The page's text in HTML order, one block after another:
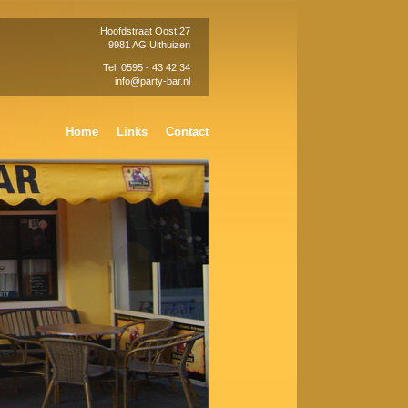
Hoofdstraat Oost 27
9981 AG Uithuizen
Tel. 0595 - 43 42 34
info@party-bar.nl
Contact
Links
Home